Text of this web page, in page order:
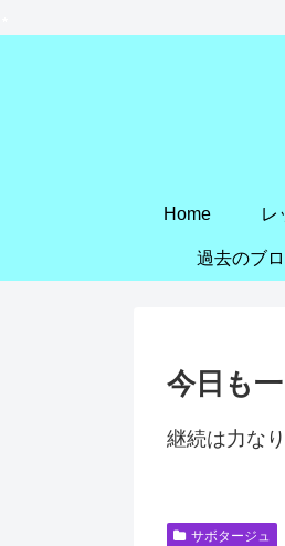
Home レ
過去のブ
今日も
継続は力な
サボタージュ